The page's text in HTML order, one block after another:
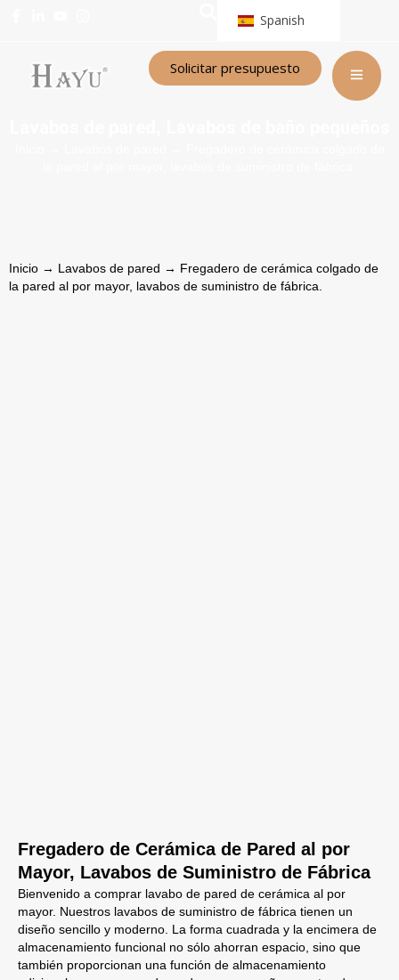
Spanish
Solicitar presupuesto
Inicio → Lavabos de pared → Fregadero de cerámica colgado de
la pared al por mayor, lavabos de suministro de fábrica.
Fregadero de Cerámica de Pared al por
Mayor, Lavabos de Suministro de Fábrica
Bienvenido a comprar lavabo de pared de cerámica al por
mayor. Nuestros lavabos de suministro de fábrica tienen un
diseño sencillo y moderno. La forma cuadrada y la encimera de
almacenamiento funcional no sólo ahorran espacio, sino que
también proporcionan una función de almacenamiento